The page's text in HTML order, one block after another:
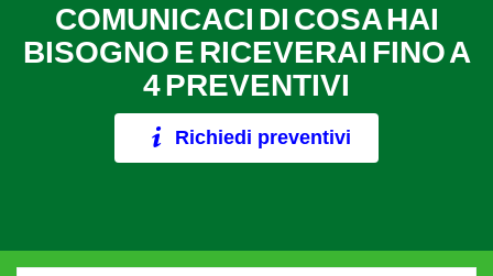
COMUNICACI DI COSA HAI
BISOGNO E RICEVERAI FINO A
4 PREVENTIVI
Richiedi preventivi